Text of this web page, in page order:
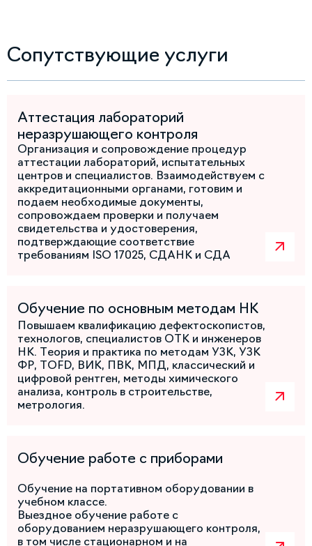
Сопутствующие услуги
Аттестация лабораторий
неразрушающего контроля
Организация и сопровождение процедур
аттестации лабораторий, испытательных
центров и специалистов. Взаимодействуем с
аккредитационными органами, готовим и
подаем необходимые документы,
сопровождаем проверки и получаем
свидетельства и удостоверения,
подтверждающие соответствие
требованиям ISO 17025, СДАНК и СДА
Обучение по основным методам НК
Повышаем квалификацию дефектоскопистов,
технологов, специалистов ОТК и инженеров
НК. Теория и практика по методам УЗК, УЗК
ФР, TOFD, ВИК, ПВК, МПД, классический и
цифровой рентген, методы химического
анализа, контроль в строительстве,
метрология.
Обучение работе с приборами
Обучение на портативном оборудовании в
учебном классе.
Выездное обучение работе с
оборудованием неразрушающего контроля,
в том числе стационарном и на